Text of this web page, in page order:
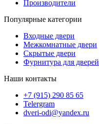
Производители
Популярные категории
Входные двери
Межкомнатные двери
Скрытые двери
Фурнитура для дверей
Наши контакты
+7 (915) 290 85 65
Telergram
dveri-odi@yandex.ru